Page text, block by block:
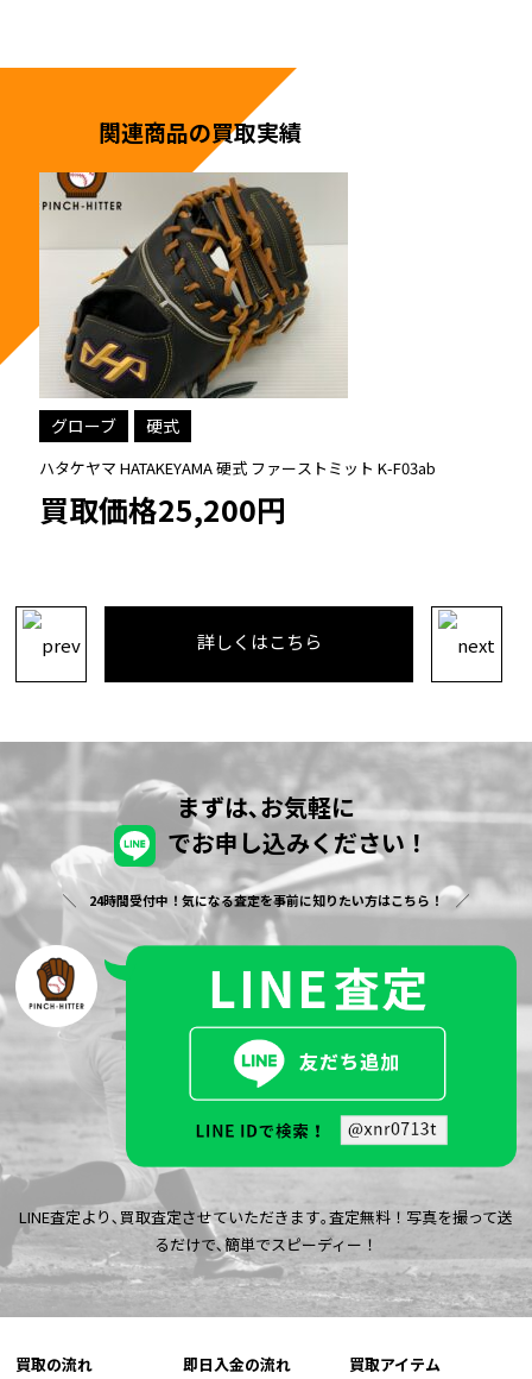
関連商品の買取実績
グローブ 硬式
ハタケヤマ HATAKEYAMA 硬式 ファーストミット K-F03ab
買取価格25,200円
詳しくはこちら
まずは､お気軽に
でお申し込みください！
24時間受付中！気になる査定を事前に知りたい方はこちら！
LINE査定より､買取査定させていただきます｡査定無料！写真を撮って送
るだけで､簡単でスピーディー！
買取の流れ 即日入金の流れ 買取アイテム